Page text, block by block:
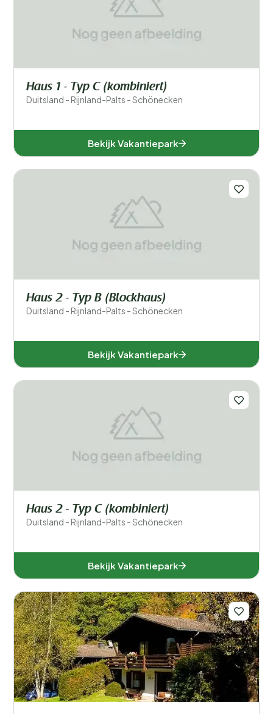
Haus 1 - Typ C (kombiniert)
Duitsland - Rijnland-Palts - Schönecken
Bekijk Vakantiepark
Haus 2 - Typ B (Blockhaus)
Duitsland - Rijnland-Palts - Schönecken
Bekijk Vakantiepark
Haus 2 - Typ C (kombiniert)
Duitsland - Rijnland-Palts - Schönecken
Bekijk Vakantiepark